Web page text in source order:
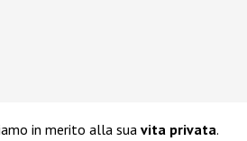
in merito alla sua vita privata.